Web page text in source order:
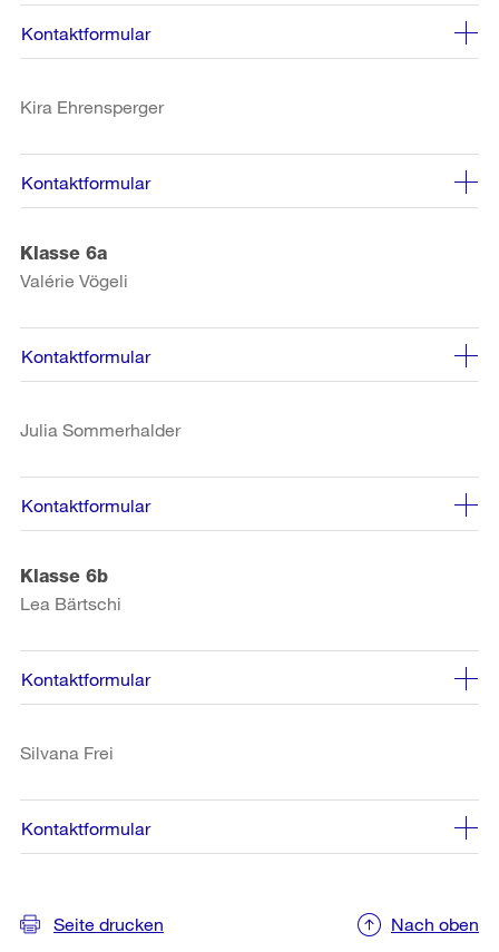
Kontaktformular
Kira Ehrensperger
Kontaktformular
Klasse 6a
Valérie Vögeli
Kontaktformular
Julia Sommerhalder
Kontaktformular
Klasse 6b
Lea Bärtschi
Kontaktformular
Silvana Frei
Kontaktformular
Informationen
Seite drucken Nach oben